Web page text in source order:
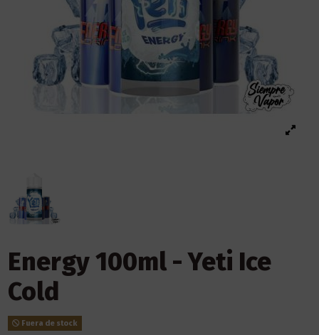
Energy 100ml - Yeti Ice
Cold
Fuera de stock